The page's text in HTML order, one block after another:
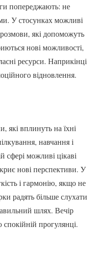
попереджають: не
У стосунках можливі
які допоможуть
нові можливості,
ресурси. Наприкінці
відновлення.
які вплинуть на їхні
навчання і
сфері можливі цікаві
нові перспективи. У
і гармонію, якщо не
радять більше слухати
шлях. Вечір
прогулянці.